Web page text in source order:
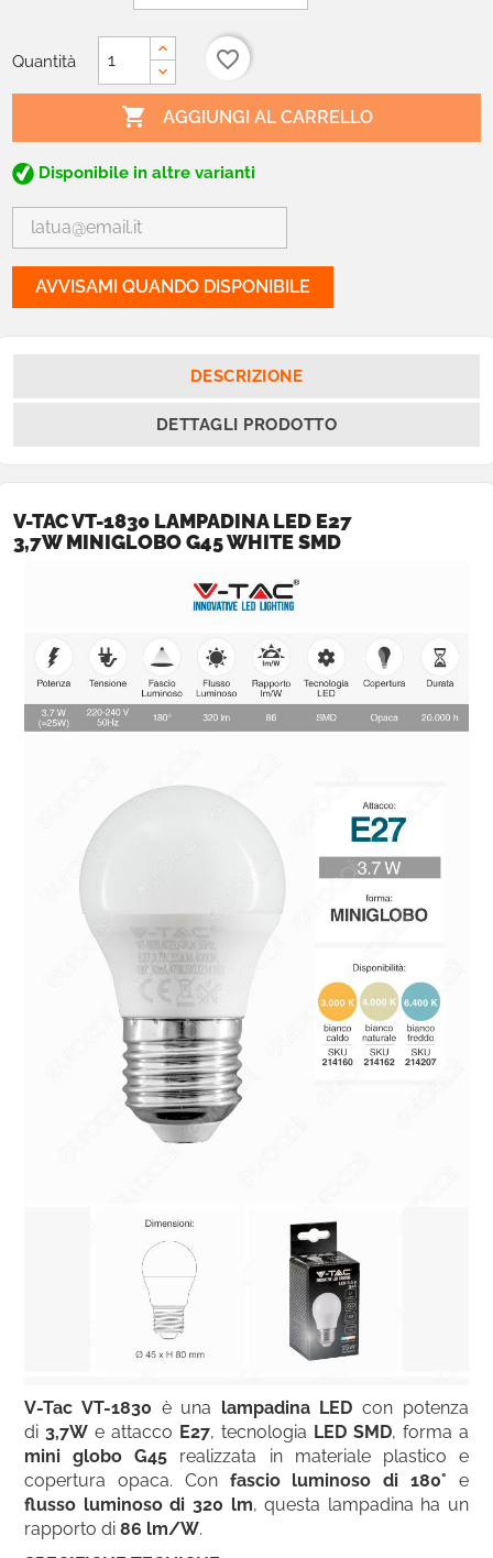
Quantità
 AGGIUNGI AL CARRELLO
favorite_border
Disponibile in altre varianti
AVVISAMI QUANDO DISPONIBILE
DESCRIZIONE
DETTAGLI PRODOTTO
V-TAC VT-1830 LAMPADINA LED E27
3,7W MINIGLOBO G45 WHITE SMD
V-Tac VT-1830 è una lampadina LED con potenza
di3,7W e attacco E27, tecnologia LED SMD, forma a
mini globo G45 realizzata in materiale plastico e
copertura opaca. Con fascio luminoso di 180° e
flusso luminoso di 320 lm, questa lampadina ha un
rapporto di86 lm/W.